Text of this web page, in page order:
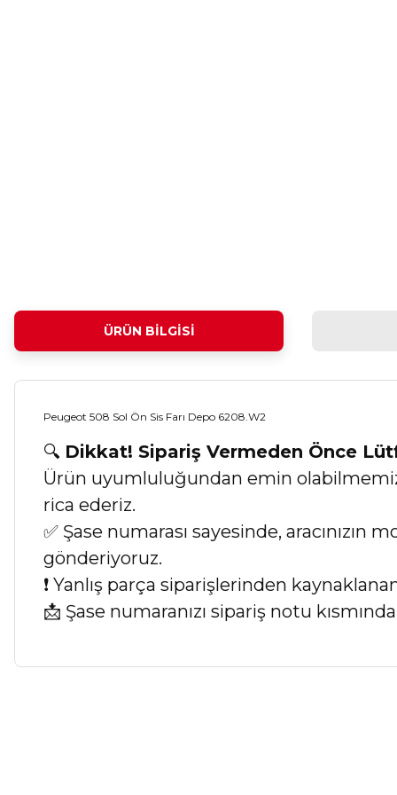
ÜRÜN BILGISI
Peugeot 508 Sol Ön Sis Farı Depo 6208.W2
🔍 Dikkat! Sipariş Vermeden Önce
Ürün uyumluluğundan emin olabilmemiz
rica ederiz.
✅ Şase numarası sayesinde,
gönderiyoruz.
❗ Yanlış parça siparişlerinden
📩 Şase numaranızı sipariş notu